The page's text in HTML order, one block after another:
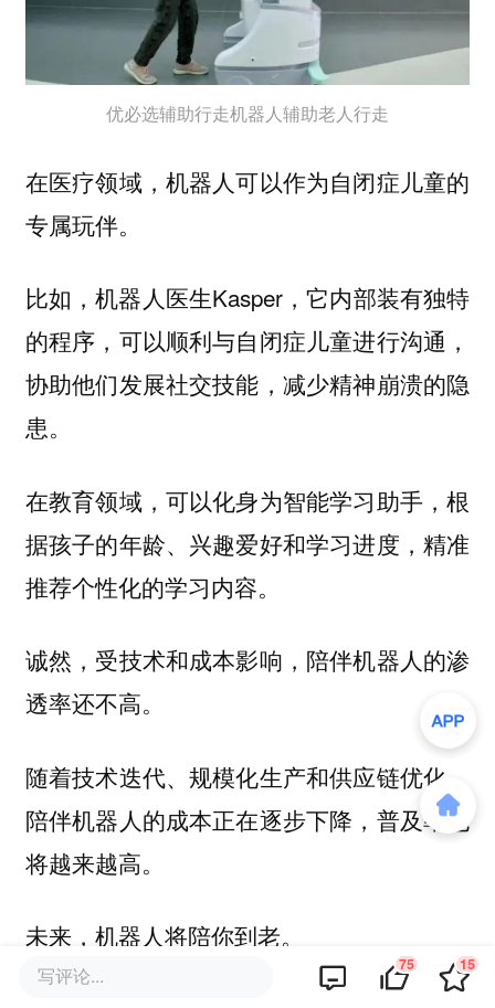
优必选辅助行走机器人辅助老人行走
在医疗领域，机器人可以作为自闭症儿童的
专属玩伴。
比如，机器人医生Kasper，它内部装有独特
的程序，可以顺利与自闭症儿童进行沟通，
协助他们发展社交技能，减少精神崩溃的隐
患。
在教育领域，可以化身为智能学习助手，根
据孩子的年龄、兴趣爱好和学习进度，精准
推荐个性化的学习内容。
诚然，受技术和成本影响，陪伴机器人的渗
透率还不高。
随着技术迭代、规模化生产和供应链优化，
陪伴机器人的成本正在逐步下降，普及率也
将越来越高。
未来，机器人将陪你到老。
写评论... 75 15